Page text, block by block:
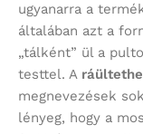
ugyanarra a
általában azt a
„tálként” ül a
testtel. A
megnevezések
lényeg, hogy a